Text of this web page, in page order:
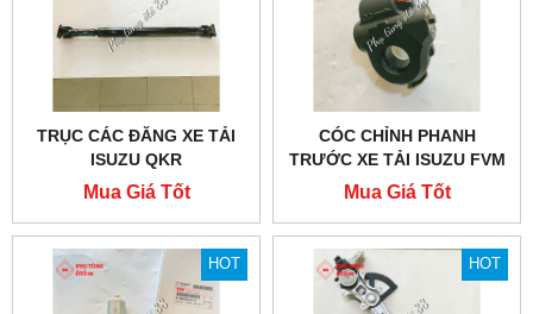
TRỤC CÁC ĐĂNG XE TẢI
ISUZU QKR
Mua Giá Tốt
CÓC CHỈNH PHANH
TRƯỚC XE TẢI ISUZU FVM
1500
Mua Giá Tốt
HOT HOT